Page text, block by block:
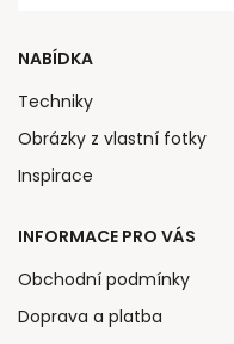
NABÍDKA
Techniky
Obrázky z vlastní fotky
Inspirace
INFORMACE PRO VÁS
Obchodní podmínky
Doprava a platba